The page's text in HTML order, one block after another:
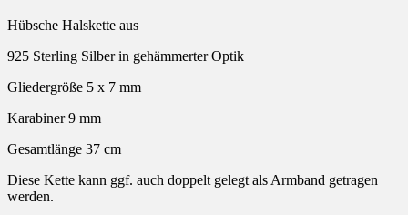
Hübsche Halskette aus
925 Sterling Silber in gehämmerter Optik
Gliedergröße 5 x 7 mm
Karabiner 9 mm
Gesamtlänge 37 cm
Diese Kette kann ggf. auch doppelt gelegt als Armband getragen
werden.